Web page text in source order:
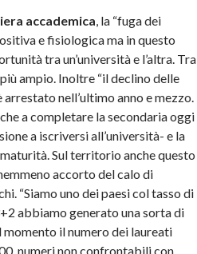
accademica, la “fuga dei
e fisiologica ma in questo
tra un’università e l’altra. Tra
ampio. Inoltre “il declino delle
nell’ultimo anno e mezzo.
a completare la secondaria oggi
a iscriversi all’università- e la
Sul territorio anche questo
accorto del calo di
“Siamo uno dei paesi col tasso di
abbiamo generato una sorta di
momento il numero dei laureati
numeri non confrontabili con